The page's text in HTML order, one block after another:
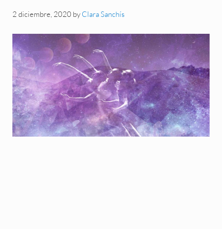
2 diciembre, 2020 by Clara Sanchís